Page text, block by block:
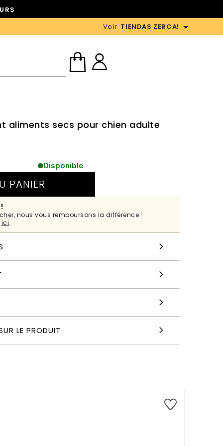
Voir TIENDAS ZERCA!
aliments secs pour chien adulte
Disponible
PANIER
nous vous remboursons la différence !
ici.
LE PRODUIT